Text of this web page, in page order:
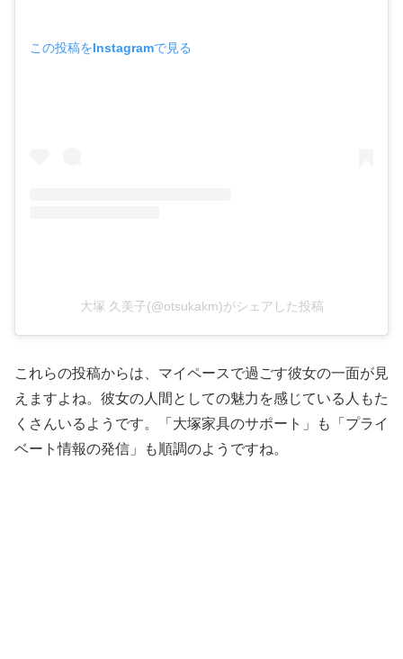
この投稿をInstagramで見る
大塚 久美子(@otsukakm)がシェアした投稿
これらの投稿からは、マイペースで過ごす彼女の一面が見
えますよね。彼女の人間としての魅力を感じている人もた
くさんいるようです。「大塚家具のサポート」も「プライ
ベート情報の発信」も順調のようですね。